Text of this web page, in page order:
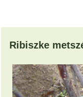
Ribiszke